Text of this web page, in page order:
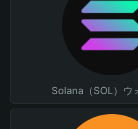
Solana（SOL）ウ